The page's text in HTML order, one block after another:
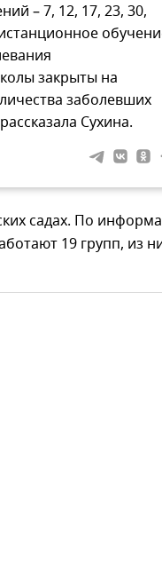
– 7, 12, 17, 23, 30,
закрыты на
заболевших
Сухина.
садах. По
19 групп, из